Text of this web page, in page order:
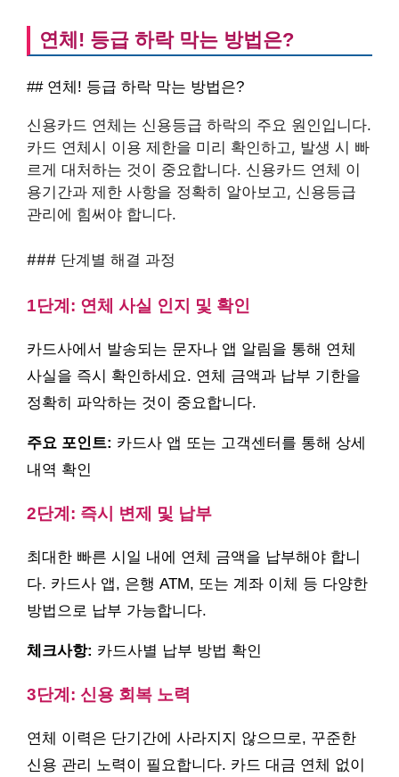
연체! 등급 하락 막는 방법은?
## 연체! 등급 하락 막는 방법은?
신용카드 연체는 신용등급 하락의 주요 원인입니다.
카드 연체시 이용 제한을 미리 확인하고, 발생 시 빠
르게 대처하는 것이 중요합니다. 신용카드 연체 이
용기간과 제한 사항을 정확히 알아보고, 신용등급
관리에 힘써야 합니다.
### 단계별 해결 과정
1단계: 연체 사실 인지 및 확인
카드사에서 발송되는 문자나 앱 알림을 통해 연체
사실을 즉시 확인하세요. 연체 금액과 납부 기한을
정확히 파악하는 것이 중요합니다.
주요 포인트: 카드사 앱 또는 고객센터를 통해 상세
내역 확인
2단계: 즉시 변제 및 납부
최대한 빠른 시일 내에 연체 금액을 납부해야 합니
다. 카드사 앱, 은행 ATM, 또는 계좌 이체 등 다양한
방법으로 납부 가능합니다.
체크사항: 카드사별 납부 방법 확인
3단계: 신용 회복 노력
연체 이력은 단기간에 사라지지 않으므로, 꾸준한
신용 관리 노력이 필요합니다. 카드 대금 연체 없이